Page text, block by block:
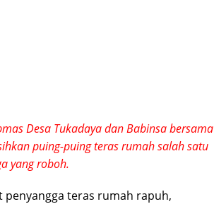
Desa Tukadaya dan Babinsa bersama
puing-puing teras rumah salah satu
yang roboh.
penyangga teras rumah rapuh,